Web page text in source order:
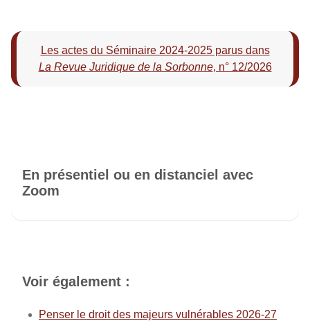
Les actes du Séminaire 2024-2025 parus dans
La Revue Juridique de la Sorbonne, n° 12/2026
En présentiel ou en distanciel avec
Zoom
Voir également :
Penser le droit des majeurs vulnérables 2026-27